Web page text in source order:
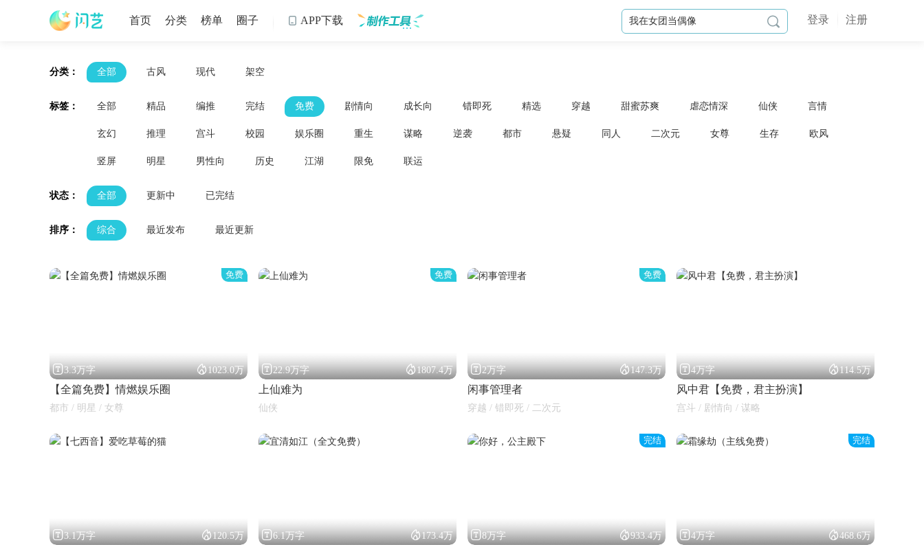
首页 分类 榜单 圈子  APP下载 登录 注册

分类： 全部 古风 现代 架空
标签： 全部 精品 编推 完结 免费 剧情向 成长向 错即死 精选 穿越 甜蜜苏爽 虐恋情深 仙侠 言情
玄幻 推理 宫斗 校园 娱乐圈 重生 谋略 逆袭 都市 悬疑 同人 二次元 女尊 生存 欧风
竖屏 明星 男性向 历史 江湖 限免 联运
状态： 全部 更新中 已完结
排序： 综合 最近发布 最近更新
免费
3.3万字 1023.0万
【全篇免费】情燃娱乐圈
都市 / 明星 / 女尊
免费
22.9万字 1807.4万
上仙难为
仙侠
免费
2万字 147.3万
闲事管理者
穿越 / 错即死 / 二次元
4万字 114.5万
风中君【免费，君主扮演】
宫斗 / 剧情向 / 谋略
3.1万字 120.5万 6.1万字 173.4万
完结
8万字 933.4万
完结
4万字 468.6万